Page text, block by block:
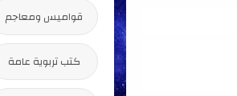
قواميس ومعاجم
كتب تربوية عامة